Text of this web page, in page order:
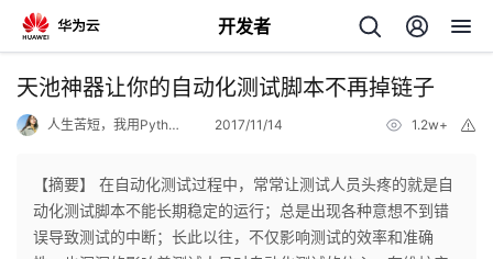
开发者
返
天池神器让你的自动化测试脚本不再掉链子
人生苦短，我用Python 2017/11/14 1.2w+
【摘要】 在自动化测试过程中，常常让测试人员头疼的就是自
动化测试脚本不能长期稳定的运行；总是出现各种意想不到错
误导致测试的中断；长此以往，不仅影响测试的效率和准确